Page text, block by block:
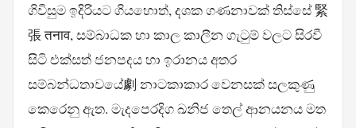
ගිවිසුම ඉදිරියට ගියහොත්, දශක ගණනාවක් තිස්සේ 緊
張 तनाव, සම්බාධක හා කාල කාලීන ගැටුම් වලට සිරවී
සිටි එක්සත් ජනපදය හා ඉරානය අතර
සම්බන්ධතාවයේ劇 නාටකාකාර වෙනසක් සලකුණු
කෙරෙනු ඇත. මැදපෙරදිග ඛනිජ තෙල් ආනයනය මත